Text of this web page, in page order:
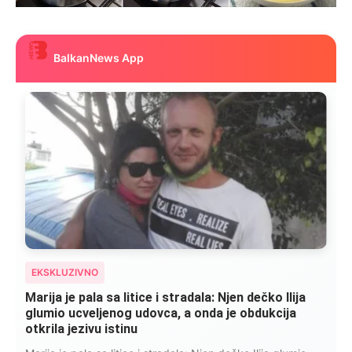
BalkanNews App
EKSKLUZIVNO
Marija je pala sa litice i stradala: Njen dečko Ilija
glumio ucveljenog udovca, a onda je obdukcija
otkrila jezivu istinu